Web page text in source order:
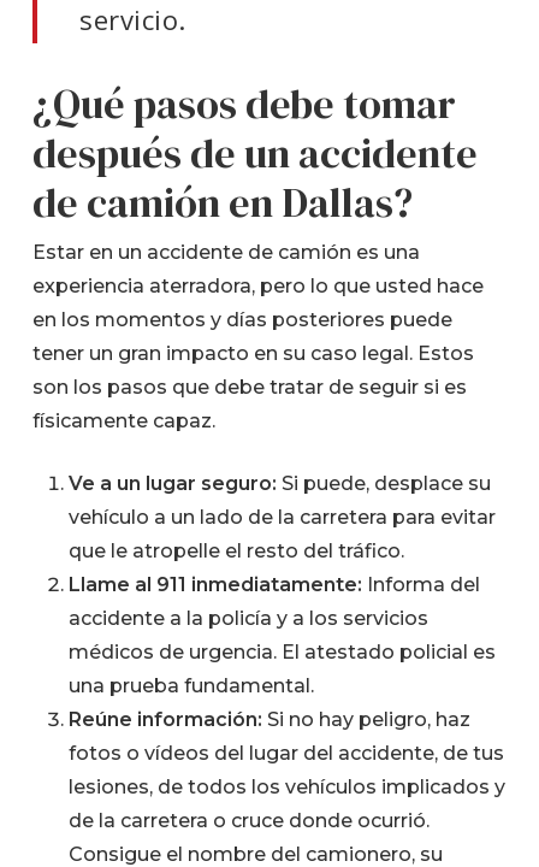
servicio.
¿Qué pasos debe tomar
después de un accidente
de camión en Dallas?
Estar en un accidente de camión es una
experiencia aterradora, pero lo que usted hace
en los momentos y días posteriores puede
tener un gran impacto en su caso legal. Estos
son los pasos que debe tratar de seguir si es
físicamente capaz.
Ve a un lugar seguro: Si puede, desplace su
vehículo a un lado de la carretera para evitar
que le atropelle el resto del tráfico.
Llame al 911 inmediatamente: Informa del
accidente a la policía y a los servicios
médicos de urgencia. El atestado policial es
una prueba fundamental.
Reúne información: Si no hay peligro, haz
fotos o vídeos del lugar del accidente, de tus
lesiones, de todos los vehículos implicados y
de la carretera o cruce donde ocurrió.
Consigue el nombre del camionero, su